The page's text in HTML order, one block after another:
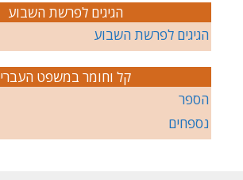
הגיגים לפרשת השבוע
הגיגים לפרשת השבוע
קל וחומר במשפט העברי
הספר
נספחים